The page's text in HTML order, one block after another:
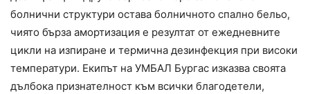
болнични структури остава болничното спално бельо,
чиято бърза амортизация е резултат от ежедневните
цикли на изпиране и термична дезинфекция при високи
температури. Екипът на УМБАЛ Бургас изказва своята
дълбока признателност към всички благодетели,